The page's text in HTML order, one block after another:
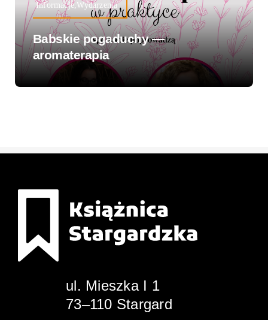
Informacje,Wydarzenia
Babskie pogaduchy —
aromaterapia
ul. Mieszka I 1
73–110 Stargard